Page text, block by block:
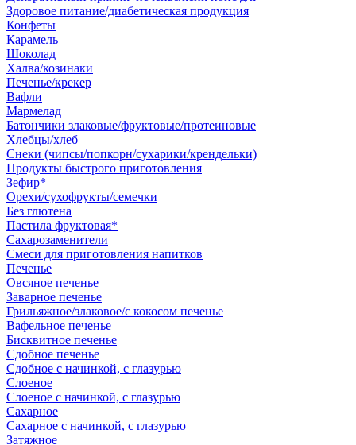
Здоровое питание/диабетическая продукция
Конфеты
Карамель
Шоколад
Халва/козинаки
Печенье/крекер
Вафли
Мармелад
Батончики злаковые/фруктовые/протеиновые
Хлебцы/хлеб
Снеки (чипсы/попкорн/сухарики/крендельки)
Продукты быстрого приготовления
Зефир*
Орехи/сухофрукты/семечки
Без глютена
Пастила фруктовая*
Сахарозаменители
Смеси для приготовления напитков
Печенье
Овсяное печенье
Заварное печенье
Грильяжное/злаковое/с кокосом печенье
Вафельное печенье
Бисквитное печенье
Сдобное печенье
Сдобное с начинкой, с глазурью
Слоеное
Слоеное с начинкой, с глазурью
Сахарное
Сахарное с начинкой, с глазурью
Затяжное